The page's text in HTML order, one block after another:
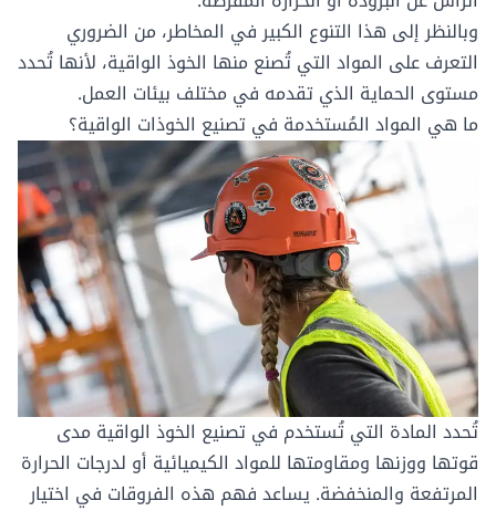
وبالنظر إلى هذا التنوع الكبير في المخاطر، من الضروري
التعرف على المواد التي تُصنع منها الخوذ الواقية، لأنها تُحدد
مستوى الحماية الذي تقدمه في مختلف بيئات العمل.
ما هي المواد المُستخدمة في تصنيع الخوذات الواقية؟
تُحدد المادة التي تُستخدم في تصنيع الخوذ الواقية مدى
قوتها ووزنها ومقاومتها للمواد الكيميائية أو لدرجات الحرارة
المرتفعة والمنخفضة. يساعد فهم هذه الفروقات في اختيار